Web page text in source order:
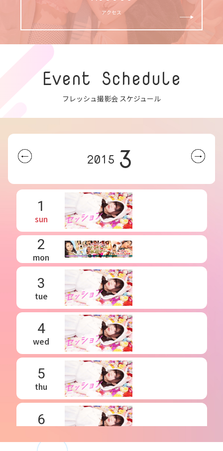
アクセス
Event Schedule
フレッシュ撮影会 スケジュール
2015 3
1
sun
2
mon
3
tue
4
wed
5
thu
6